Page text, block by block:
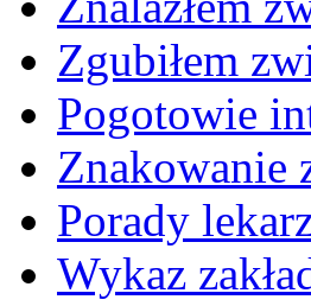
Zgubiłem
Pogotowie
Znakowanie
Porady
Wykaz